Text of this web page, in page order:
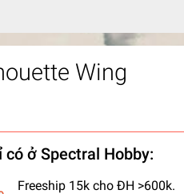
Wing
có ở Spectral Hobby:
Freeship 15k cho ĐH >600k.